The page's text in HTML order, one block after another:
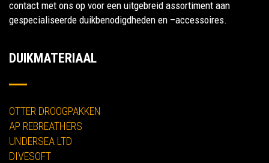
contact met ons op voor een uitgebreid assortiment aan
gespecialiseerde duikbenodigdheden en –accessoires.
DUIKMATERIAAL
OTTER DROOGPAKKEN
AP REBREATHERS
UNDERSEA LTD
DIVESOFT